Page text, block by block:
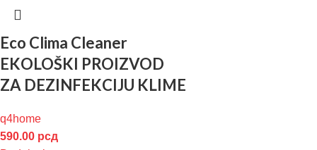
Eco Clima Cleaner
EKOLOŠKI PROIZVOD
ZA DEZINFEKCIJU KLIME
q4home
590.00 рсд